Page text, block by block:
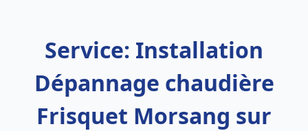
Service: Installation
Dépannage chaudière
Frisquet Morsang sur